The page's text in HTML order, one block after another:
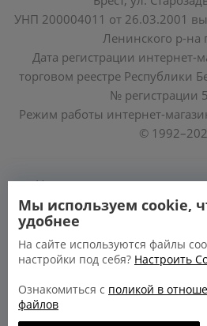
УНП 200004011 от 26.03.2001
Ленинского р-на
Дата регистрации интернет-
торговом реестре Республики
№ регистрации
Режим работы интернет-
©
Уполномоченные по защите
облисполкомов,
https://www.mart.gov.by/
БРЕСТСКАЯ ОБЛАСТЬ тел.
Мы используем cookie,
удобнее
На сайте используются файлы
настройки под себя? Настроить
Ознакомиться с поликой в
файлов